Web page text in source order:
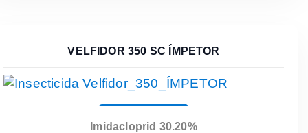
VELFIDOR 350 SC ÍMPETOR
Leer Más
Imidacloprid 30.20%